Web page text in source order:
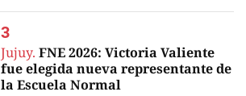
Jujuy. FNE 2026: Victoria Valiente
fue elegida nueva representante de
la Escuela Normal